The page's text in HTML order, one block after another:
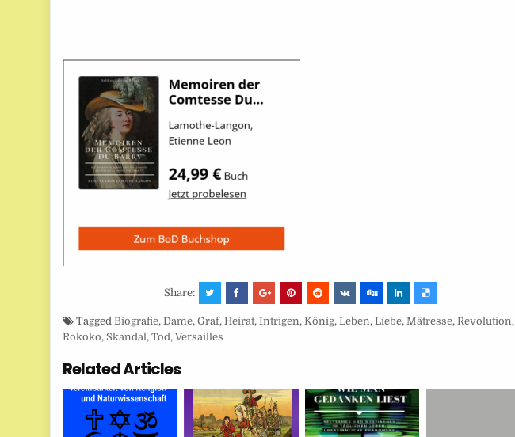
Share:
TaggedBiografie,Dame,Graf,Heirat,Intrigen,König,Leben,Liebe,Mätresse,Revolution,
Rokoko, Skandal,Tod,Versailles
Related Articles